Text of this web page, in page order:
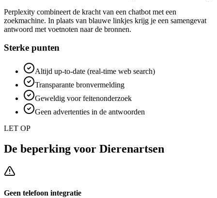
Perplexity combineert de kracht van een chatbot met een
zoekmachine. In plaats van blauwe linkjes krijg je een samengevat
antwoord met voetnoten naar de bronnen.
Sterke punten
Altijd up-to-date (real-time web search)
Transparante bronvermelding
Geweldig voor feitenonderzoek
Geen advertenties in de antwoorden
LET OP
De beperking voor Dierenartsen
Geen telefoon integratie